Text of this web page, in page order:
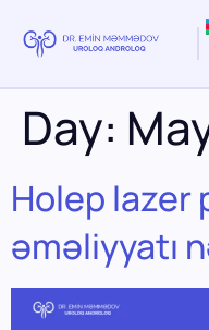
Day:
Holep lazer
əməliyyatı